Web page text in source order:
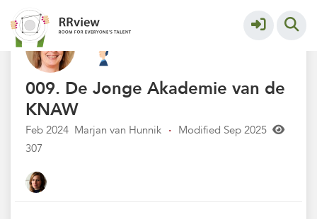
Kennisbank // Knowledge Base More
009. De Jonge Akademie van de
KNAW
Feb 2024 Marjan van Hunnik · Modified Sep 2025
307